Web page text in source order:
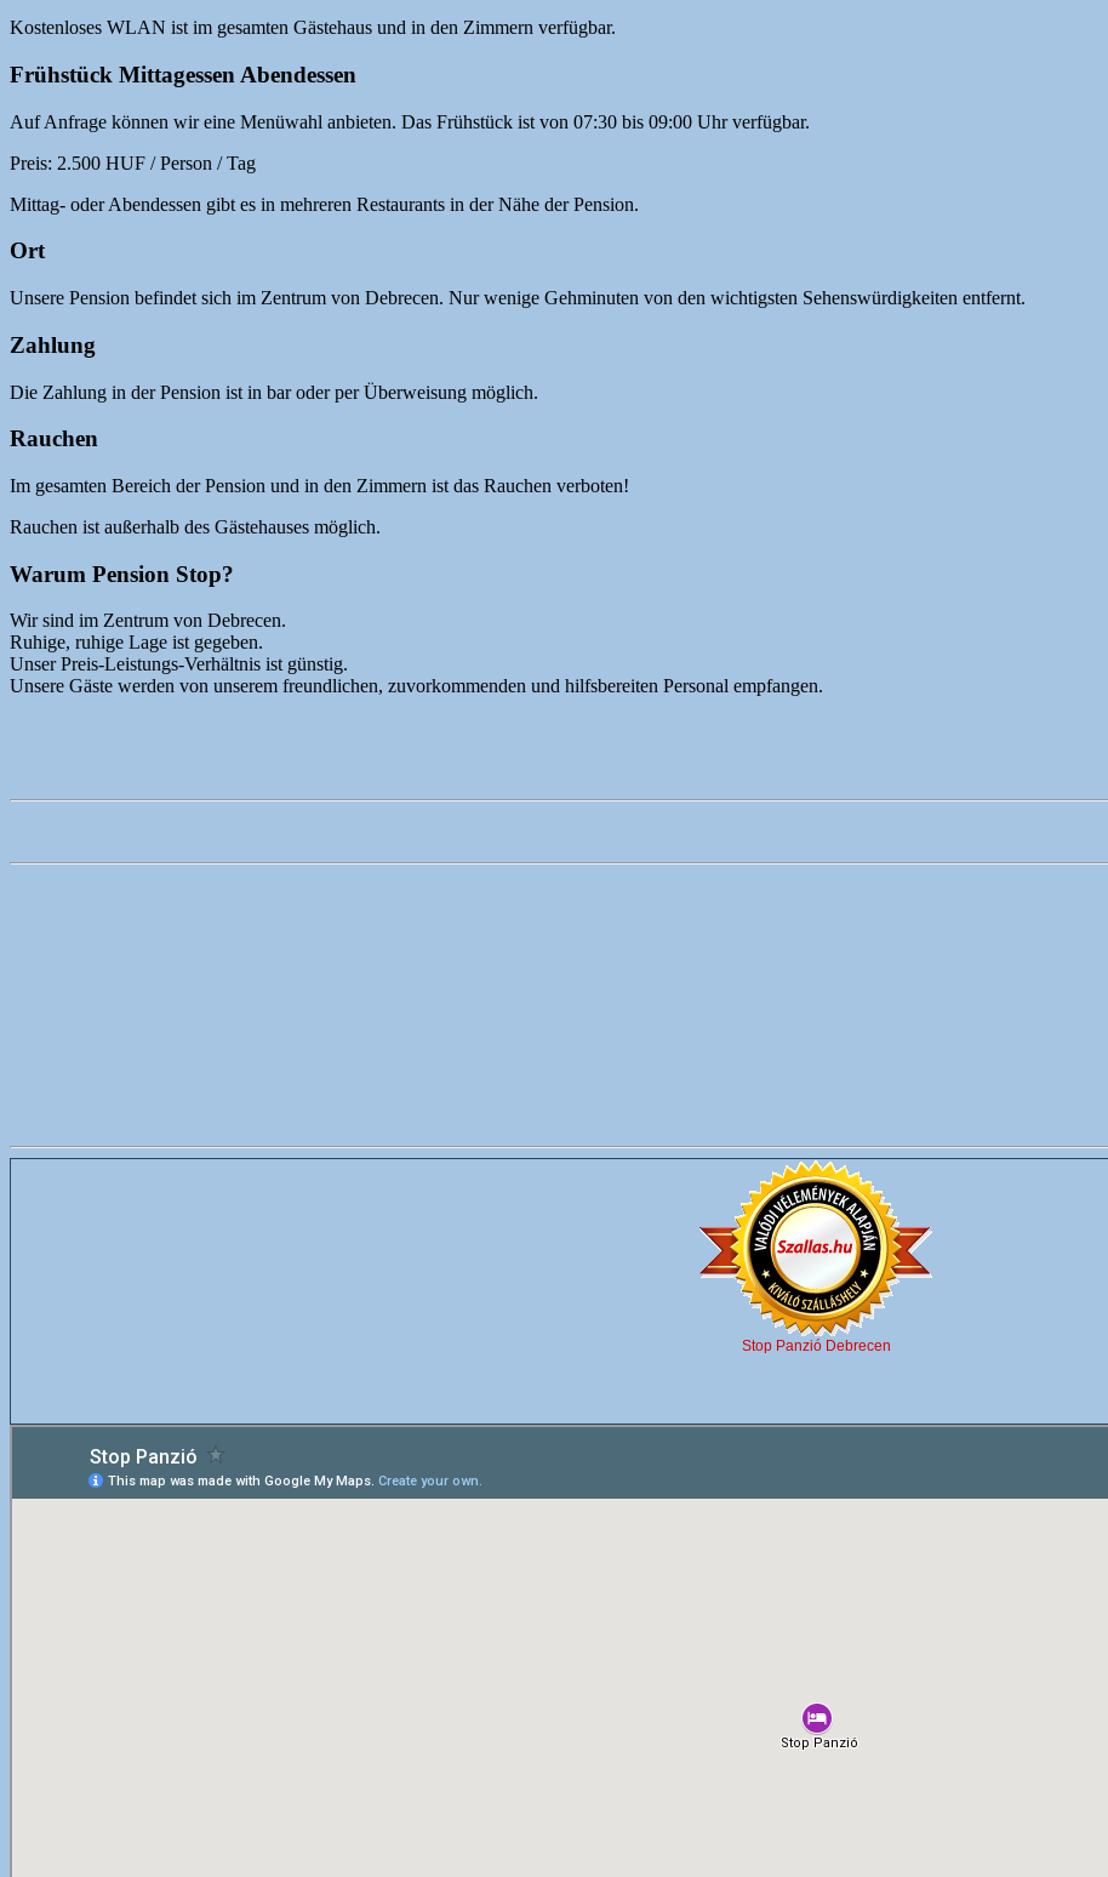
Kostenloses WLAN ist im gesamten Gästehaus und in den Zimmern verfügbar.
Frühstück Mittagessen Abendessen
Auf Anfrage können wir eine Menüwahl anbieten. Das Frühstück ist von 07:30 bis 09:00 Uhr verfügbar.
Preis: 2.500 HUF / Person / Tag
Mittag- oder Abendessen gibt es in mehreren Restaurants in der Nähe der Pension.
Ort
Unsere Pension befindet sich im Zentrum von Debrecen. Nur wenige Gehminuten von den wichtigsten Sehenswürdigkeiten entfernt.
Zahlung
Die Zahlung in der Pension ist in bar oder per Überweisung möglich.
Rauchen
Im gesamten Bereich der Pension und in den Zimmern ist das Rauchen verboten!
Rauchen ist außerhalb des Gästehauses möglich.
Warum Pension Stop?
Wir sind im Zentrum von Debrecen.
Ruhige, ruhige Lage ist gegeben.
Unser Preis-Leistungs-Verhältnis ist günstig.
Unsere Gäste werden von unserem freundlichen, zuvorkommenden und hilfsbereiten Personal empfangen.
Stop Panzió Debrecen